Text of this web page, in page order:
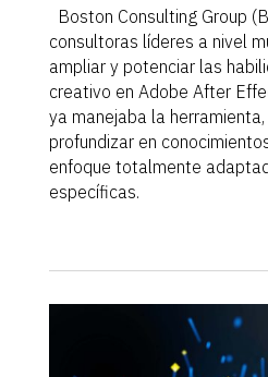
Boston Consulting Group
consultoras líderes a nivel
ampliar y potenciar las
creativo en Adobe After
ya manejaba la
profundizar en
enfoque totalmente
específicas.